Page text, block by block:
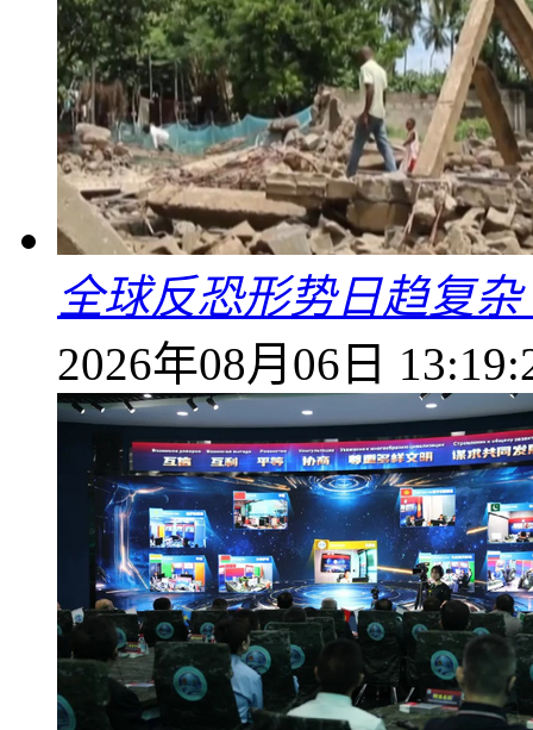
全球反恐形势日趋复
2026年08月06日